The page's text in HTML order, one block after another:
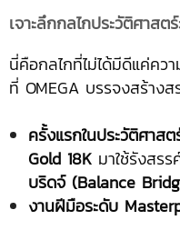
เจาะลึกกลไกประวัติศาสต
นี่คือกลไกที่ไม่ได้มีดีแค่คว
ที่ OMEGA บรรจงสร้างส
ครั้งแรกในประวัติศาสต
Gold 18K มาใช้รังสรร
บริดจ์ (Balance
งานฝีมือระดับ